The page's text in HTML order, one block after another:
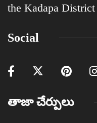
the Kadapa District
Social
తాజా చేర్పులు